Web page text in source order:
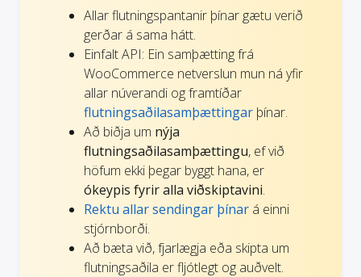
Allar flutningspantanir þínar gætu verið
gerðar á sama hátt.
Einfalt API: Ein samþætting frá
WooCommerce netverslun mun ná yfir
allar núverandi og framtíðar
flutningsaðilasamþættingar þínar.
Að biðja um nýja
flutningsaðilasamþættingu, ef við
höfum ekki þegar byggt hana, er
ókeypis fyrir alla viðskiptavini.
Rektu allar sendingar þínar á einni
stjórnborði.
Að bæta við, fjarlægja eða skipta um
flutningsaðila er fljótlegt og auðvelt.